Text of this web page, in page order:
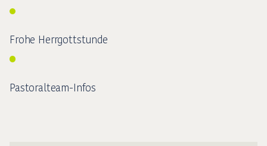
Frohe Herrgottstunde
Pastoralteam-Infos